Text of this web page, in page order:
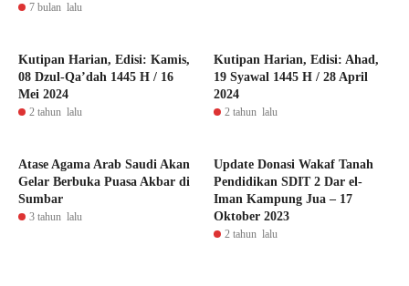
7 bulan lalu
Kutipan Harian, Edisi: Kamis,
08 Dzul-Qa’dah 1445 H / 16
Mei 2024
2 tahun lalu
Kutipan Harian, Edisi: Ahad,
19 Syawal 1445 H / 28 April
2024
2 tahun lalu
Atase Agama Arab Saudi Akan
Gelar Berbuka Puasa Akbar di
Sumbar
3 tahun lalu
Update Donasi Wakaf Tanah
Pendidikan SDIT 2 Dar el-
Iman Kampung Jua – 17
Oktober 2023
2 tahun lalu